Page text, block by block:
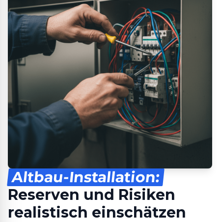
Altbau-Installation:
Reserven und Risiken
realistisch einschätzen